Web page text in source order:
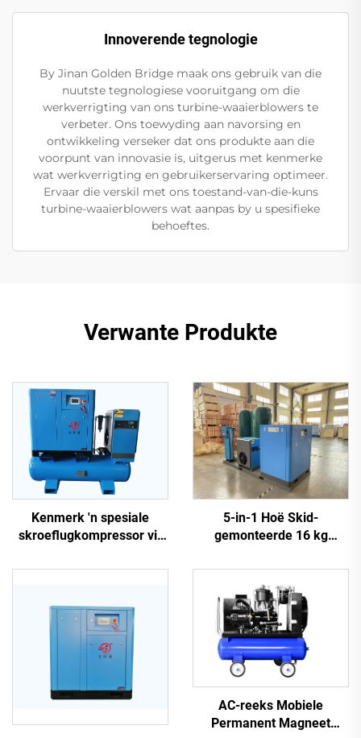
Innoverende tegnologie
By Jinan Golden Bridge maak ons gebruik van die
nuutste tegnologiese vooruitgang om die
werkverrigting van ons turbine-waaierblowers te
verbeter. Ons toewyding aan navorsing en
ontwikkeling verseker dat ons produkte aan die
voorpunt van innovasie is, uitgerus met kenmerke
wat werkverrigting en gebruikerservaring optimeer.
Ervaar die verskil met ons toestand-van-die-kuns
turbine-waaierblowers wat aanpas by u spesifieke
behoeftes.
Verwante Produkte
Kenmerk 'n spesiale
skroeflugkompressor vir
5-in-1 Hoë Skid-
gemonteerde 16 kg
vir Lasersny met 1200 L-
Tank
AC-reeks Mobiele
Permanent Magneet